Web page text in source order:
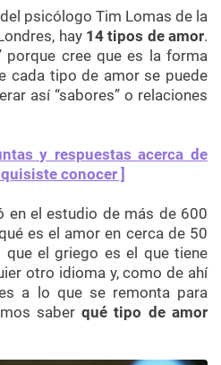
psicólogo Tim Lomas de la
hay 14 tipos de amor.
porque cree que es la forma
cada tipo de amor se puede
así “sabores” o relaciones
y respuestas acerca de
conocer ]
en el estudio de más de 600
es el amor en cerca de 50
que el griego es el que tiene
otro idioma y, como de ahí
a lo que se remonta para
saberqué tipo de amor